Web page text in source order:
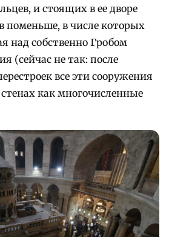
и стоящих в ее дворе
поменьше, в числе которых
над собственно Гробом
(сейчас не так: после
все эти сооружения
как многочисленные